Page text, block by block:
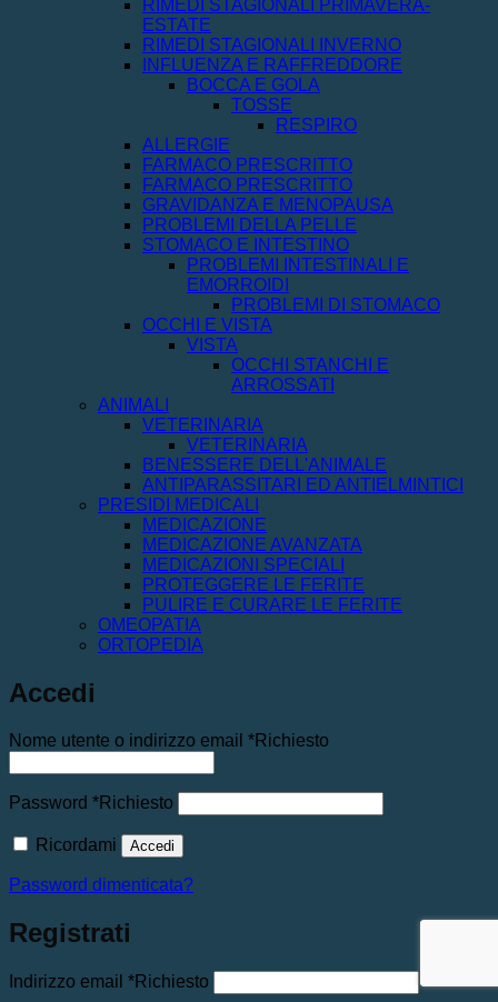
RIMEDI STAGIONALI PRIMAVERA-
ESTATE
RIMEDI STAGIONALI INVERNO
INFLUENZA E RAFFREDDORE
BOCCA E GOLA
TOSSE
RESPIRO
ALLERGIE
FARMACO PRESCRITTO
FARMACO PRESCRITTO
GRAVIDANZA E MENOPAUSA
PROBLEMI DELLA PELLE
STOMACO E INTESTINO
PROBLEMI INTESTINALI E
EMORROIDI
PROBLEMI DI STOMACO
OCCHI E VISTA
VISTA
OCCHI STANCHI E
ARROSSATI
ANIMALI
VETERINARIA
VETERINARIA
BENESSERE DELL'ANIMALE
ANTIPARASSITARI ED ANTIELMINTICI
PRESIDI MEDICALI
MEDICAZIONE
MEDICAZIONE AVANZATA
MEDICAZIONI SPECIALI
PROTEGGERE LE FERITE
PULIRE E CURARE LE FERITE
OMEOPATIA
ORTOPEDIA
Accedi
Nome utente o indirizzo email *Richiesto
Password *Richiesto
Ricordami Accedi
Password dimenticata?
Registrati
Indirizzo email *Richiesto